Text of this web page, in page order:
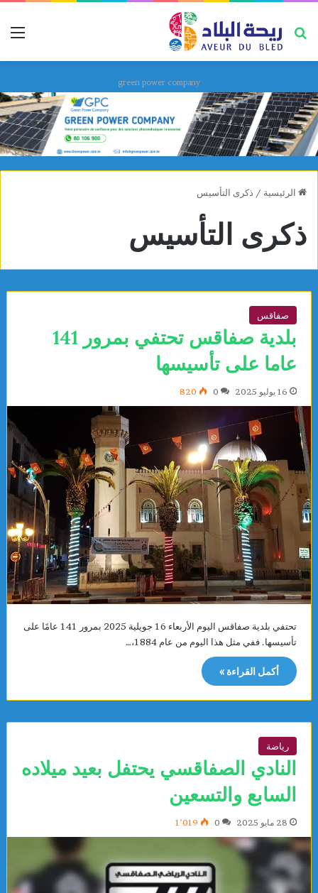
بحث عن
green power company
الرئيسية / ذكرى التأسيس
ذكرى التأسيس
صفاقس
بلدية صفاقس تحتفي بمرور 141
عاما على تأسيسها
16 يوليو 2025 0
820
تحتفي بلدية صفاقس اليوم الأربعاء 16 جويلية 2025 بمرور 141 عامًا على
تأسيسها. ففي مثل هذا اليوم من عام 1884،…
أكمل القراءة »
رياضة
النادي الصفاقسي يحتفل بعيد ميلاده
السابع والتسعين
28 مايو 2025 0 1٬019